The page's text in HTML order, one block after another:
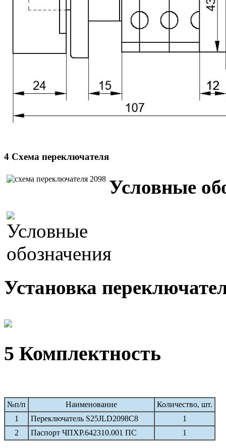
4 Схема переключателя
Условные
Установка
5 Комплектность
№п/п Наименование
Количество, шт.
1
Переключатель S25JLD2098C8
1
2
Паспорт ЧПХР.642310.001 ПС 1